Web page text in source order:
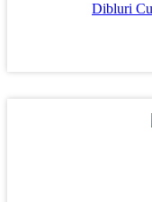
Dibluri